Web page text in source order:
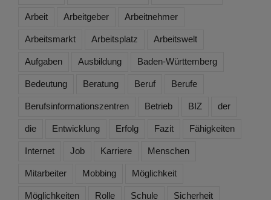
Arbeit Arbeitgeber Arbeitnehmer
Arbeitsmarkt Arbeitsplatz Arbeitswelt
Aufgaben Ausbildung Baden-Württemberg
Bedeutung Beratung Beruf Berufe
Berufsinformationszentren Betrieb BIZ der
die Entwicklung Erfolg Fazit Fähigkeiten
Internet Job Karriere Menschen
Mitarbeiter Mobbing Möglichkeit
Möglichkeiten Rolle Schule Sicherheit